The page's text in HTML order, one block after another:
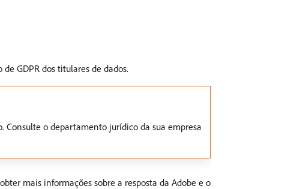
GDPR dos titulares de dados.
o departamento jurídico da sua empresa
mais informações sobre a resposta da Adobe e o